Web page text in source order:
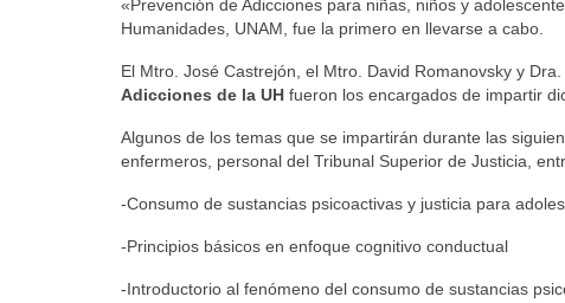
«Prevención de Adicciones para niñas, niños y
Humanidades, UNAM, fue la primero en llevarse a cabo.
El Mtro. José Castrejón, el Mtro. David Romanovsky y
Adicciones de la UH fueron los encargados de impartir
Algunos de los temas que se impartirán durante las
enfermeros, personal del Tribunal Superior de Justicia,
-Consumo de sustancias psicoactivas y justicia para
-Principios básicos en enfoque cognitivo conductual
-Introductorio al fenómeno del consumo de sustancias